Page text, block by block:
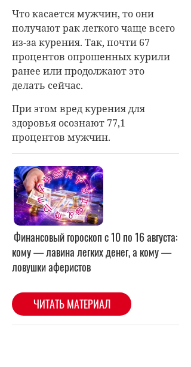
Что касается мужчин, то они
получают рак легкого чаще всего
из-за курения. Так, почти 67
процентов опрошенных курили
ранее или продолжают это
делать сейчас.
При этом вред курения для
здоровья осознают 77,1
процентов мужчин.